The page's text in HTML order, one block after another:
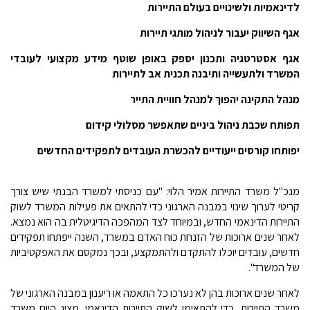
לדינאמיות ולשינויים בעולם התיירות
אגף השיווק יעבור לניהול מותגי תיירות
אגף אסטרטגיה ותכנון יספק באופן שוטף מידע מקצועי לעובדי
המשרד ולתעשייה ותיבנה תכנית אב לתיירות
מנהל התקינה יהפוך למנהל חוויית התייר
תפותח שכבת ניהול ביניים שתאפשר מסלולי קידום
יפותחו קורסים ייעודיים להכשרת העובדים לתפקידים החדשים
מנכ"ל משרד התיירות אמיר הלוי: "עם כניסתי למשרד הבנתי שיש צורך
קריטי לערוך שינוי במבנה הארגוני כדי להתאים את פעילות המשרד לשוק
התיירות הדינאמי החדש, ובמיוחד לצד המהפכה הדיגיטלית בה הוא נמצא.
לאחר שנים ארוכות של הזנחת כוח האדם במשרד, השנה ייפתחו תפקידים
חדשים, עובדים יוכלו להתקדם ולהתמקצע, ובכך נמקסם את האפקטיביות
של המשרד".
לאחר שנים ארוכות בהן לא נערכו כל התאמה או ריענון במבנה הארגוני של